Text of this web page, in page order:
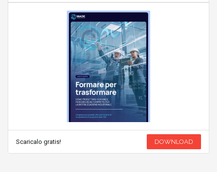
Scaricalo gratis! DOWNLOAD